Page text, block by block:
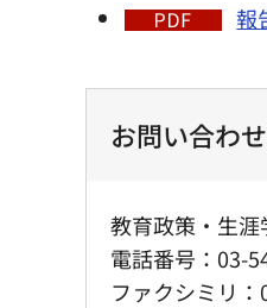
報
お問い合わ
教育政策・生
電話番号：03-
ファクシミリ